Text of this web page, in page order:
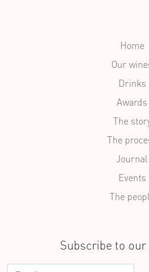
Home
Our
Drinks
Awards
The
The
Journal
Events
The
Subscribe to